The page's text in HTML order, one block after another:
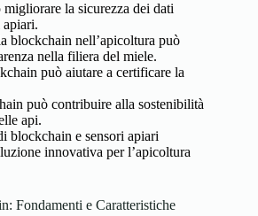
la sicurezza dei dati
apiari.
blockchain nell’apicoltura può
nella filiera del miele.
può aiutare a certificare la
può contribuire alla sostenibilità
api.
blockchain e sensori apiari
innovativa per l’apicoltura
Fondamenti e Caratteristiche